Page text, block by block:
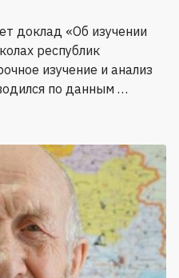
доклад «Об изучении
республик
изучение и анализ
по данным …